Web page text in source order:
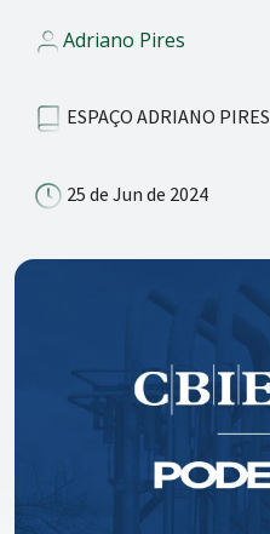
Adriano Pires
ESPAÇO ADRIANO PIRES
25 de Jun de 2024